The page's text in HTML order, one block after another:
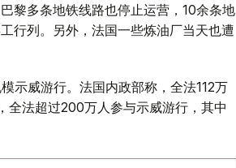
黎多条地铁线路也停止运营，10余条地
行列。另外，法国一些炼油厂当天也遭
示威游行。法国内政部称，全法112万
全法超过200万人参与示威游行，其中